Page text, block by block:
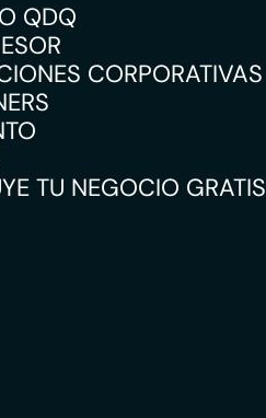
QDQ
CORPORATIVAS
TU NEGOCIO GRATIS